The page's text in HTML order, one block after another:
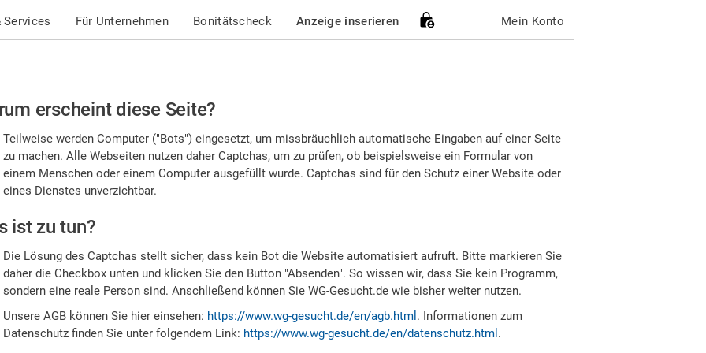
Services Für Unternehmen Bonitätscheck Anzeige inserieren Mein Konto
erscheint diese Seite?
Teilweise werden Computer ("Bots") eingesetzt, um missbräuchlich automatische Eingaben auf einer Seite
zu machen. Alle Webseiten nutzen daher Captchas, um zu prüfen, ob beispielsweise ein Formular von
einem Menschen oder einem Computer ausgefüllt wurde. Captchas sind für den Schutz einer Website oder
eines Dienstes unverzichtbar.
ist zu tun?
Die Lösung des Captchas stellt sicher, dass kein Bot die Website automatisiert aufruft. Bitte markieren Sie
daher die Checkbox unten und klicken Sie den Button "Absenden". So wissen wir, dass Sie kein Programm,
sondern eine reale Person sind. Anschließend können Sie WG-Gesucht.de wie bisher weiter nutzen.
Unsere AGB können Sie hier einsehen: https://www.wg-gesucht.de/en/agb.html . Informationen zum
Datenschutz finden Sie unter folgendem Link: https://www.wg-gesucht.de/en/datenschutz.html .